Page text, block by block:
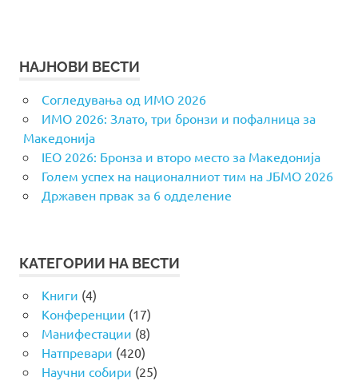
НАЈНОВИ ВЕСТИ
Согледувања од ИМО 2026
ИМО 2026: Злато, три бронзи и пофалница за
Македонија
IEO 2026: Бронза и второ место за Македонија
Голем успех на националниот тим на ЈБМО 2026
Државен првак за 6 одделение
КАТЕГОРИИ НА ВЕСТИ
Книги (4)
Конференции (17)
Манифестации (8)
Натпревари (420)
Научни собири (25)